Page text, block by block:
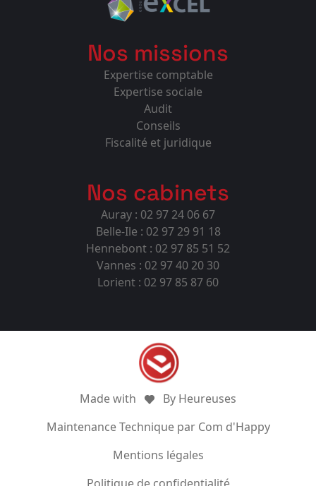
Nos missions
Expertise comptable
Expertise sociale
Audit
Conseils
Fiscalité et juridique
Nos cabinets
Auray : 02 97 24 06 67
Belle-Ile : 02 97 29 91 18
Hennebont : 02 97 85 51 52
Vannes : 02 97 40 20 30
Lorient : 02 97 85 87 60
Made with
By Heureuses
Maintenance Technique par Com d'Happy
Mentions légales